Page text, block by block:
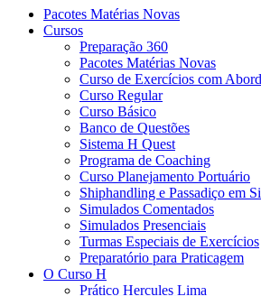
Pacotes Matérias Novas
Cursos
Preparação 360
Pacotes Matérias Novas
Curso de Exercícios com
Curso Regular
Curso Básico
Banco de Questões
Sistema H Quest
Programa de Coaching
Curso Planejamento Portuário
Shiphandling e Passadiço em
Simulados Comentados
Simulados Presenciais
Turmas Especiais de Exercícios
Preparatório para Praticagem
O Curso H
Prático Hercules Lima